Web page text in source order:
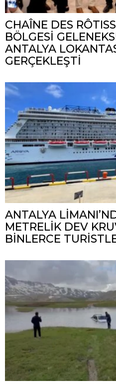
CHAÎNE DES
BÖLGESİ
ANTALYA
GERÇEKLEŞTİ
ANTALYA
METRELİK DEV
BİNLERCE